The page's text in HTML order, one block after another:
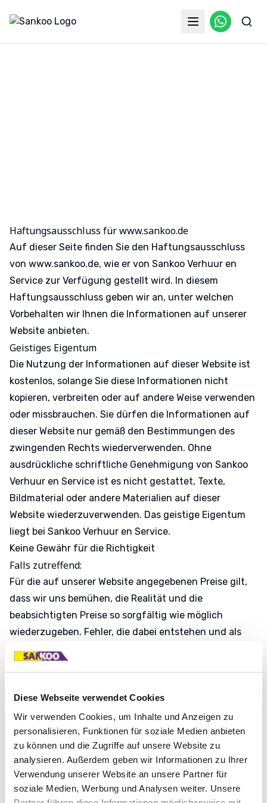
Diese Webseite verwendet Cookies
Wir verwenden Cookies, um Inhalte und Anzeigen zu
personalisieren, Funktionen für soziale Medien anbieten
zu können und die Zugriffe auf unsere Website zu
analysieren. Außerdem geben wir Informationen zu Ihrer
Verwendung unserer Website an unsere Partner für
soziale Medien, Werbung und Analysen weiter. Unsere
Haftungsausschluss fürwww.sankoo.de
Auf dieser Seite finden Sie den Haftungsausschluss
von www.sankoo.de, wie er von Sankoo Verhuur en
Service zur Verfügung gestellt wird. In diesem
Haftungsausschluss geben wir an, unter welchen
Vorbehalten wir Ihnen die Informationen auf unserer
Website anbieten.
Geistiges Eigentum
Die Nutzung der Informationen auf dieser Website ist
kostenlos, solange Sie diese Informationen nicht
kopieren, verbreiten oder auf andere Weise verwenden
oder missbrauchen. Sie dürfen die Informationen auf
dieser Website nur gemäß den Bestimmungen des
zwingenden Rechts wiederverwenden. Ohne
ausdrückliche schriftliche Genehmigung von Sankoo
Verhuur en Service ist es nicht gestattet, Texte,
Bildmaterial oder andere Materialien auf dieser
Website wiederzuverwenden. Das geistige Eigentum
liegt bei Sankoo Verhuur en Service.
Keine Gewähr für die Richtigkeit
Falls zutreffend:
Für die auf unserer Website angegebenen Preise gilt,
dass wir uns bemühen, die Realität und die
beabsichtigten Preise so sorgfältig wie möglich
wiederzugeben. Fehler, die dabei entstehen und als
Programmier- oder Tippfehler erkennbar sind, stellen
niemals einen Grund dar, einen Vertrag oder eine
zu machen oder anzunehmen.
Sankoo Verhuur en Service ist bestrebt, seine Website
so aktuell wie möglich zu halten. Sollten trotz dieser
Bemühungen die Informationen oder Inhalte auf
dieser Website unvollständig oder fehlerhaft sein,
können wir dafür keine Haftung übernehmen.
Die Informationen und/oder Produkte auf dieser